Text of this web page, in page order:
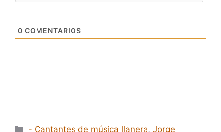
0 COMENTARIOS
Categorías
- Cantantes de música llanera,Jorge